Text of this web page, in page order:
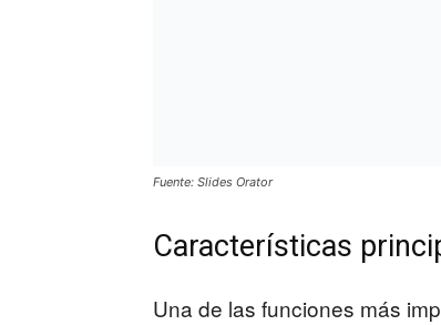
Fuente: Slides Orator
Características
Una de las funciones más